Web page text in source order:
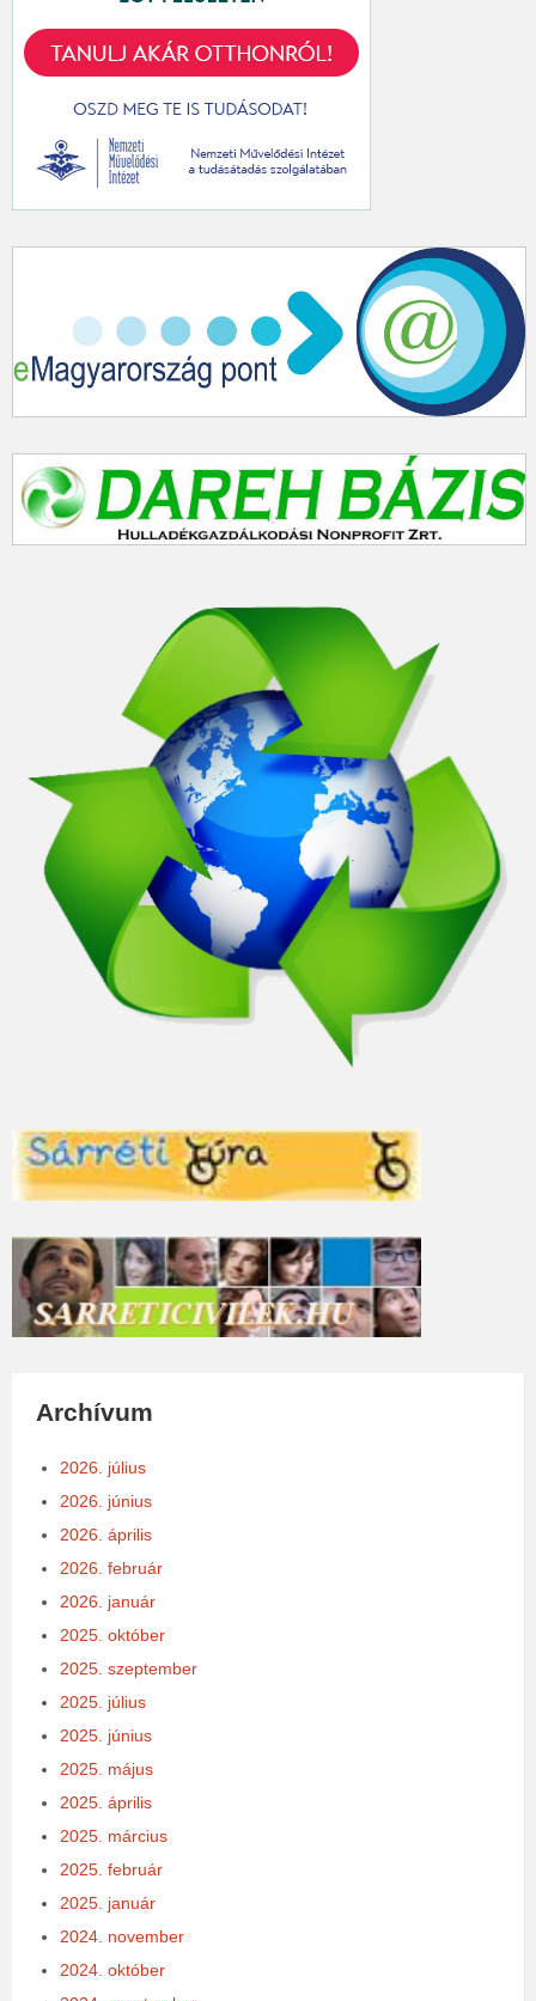
Archívum
2026. július
2026. június
2026. április
2026. február
2026. január
2025. október
2025. szeptember
2025. július
2025. június
2025. május
2025. április
2025. március
2025. február
2025. január
2024. november
2024. október